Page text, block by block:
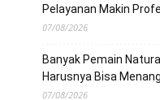
Pelayanan Makin
07/08/2026
Banyak Pemain
Harusnya Bisa
07/08/2026